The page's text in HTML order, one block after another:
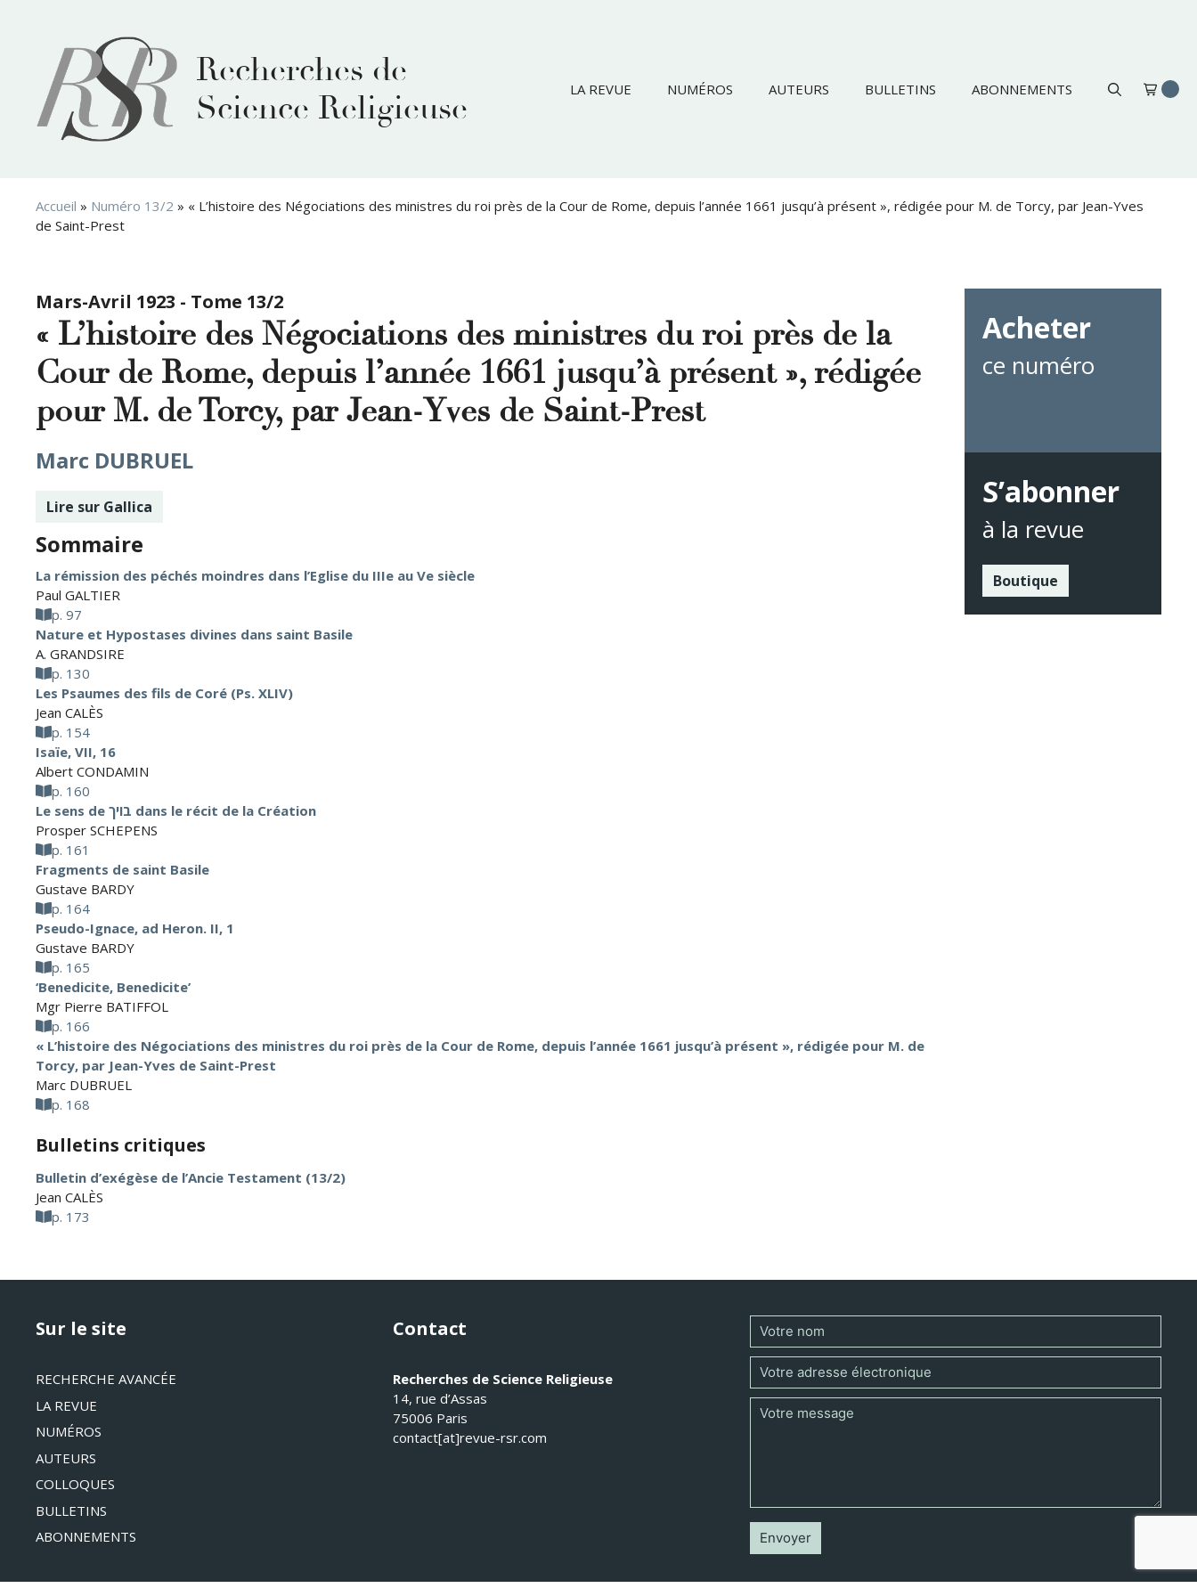
Recherches de
Science Religieuse
LA REVUE NUMÉROS AUTEURS BULLETINS ABONNEMENTS
Accueil » Numéro 13/2 » « L’histoire des Négociations des ministres du roi près de la Cour de Rome, depuis l’année 1661 jusqu’à présent », rédigée pour M. de Torcy, par Jean-Yves
de Saint-Prest
Mars-Avril 1923 - Tome 13/2
« L’histoire des Négociations des ministres du roi près de la
Cour de Rome, depuis l’année 1661 jusqu’à présent », rédigée
pour M. de Torcy, par Jean-Yves de Saint-Prest
Marc DUBRUEL
Lire sur Gallica
Sommaire
La rémission des péchés moindres dans l’Eglise du IIIe au Ve siècle
Paul GALTIER
p. 97
Nature et Hypostases divines dans saint Basile
A. GRANDSIRE
p. 130
Les Psaumes des fils de Coré (Ps. XLIV)
Jean CALÈS
p. 154
Isaïe, VII, 16
Albert CONDAMIN
p. 160
Le sens de בויך dans le récit de la Création
Prosper SCHEPENS
p. 161
Fragments de saint Basile
Gustave BARDY
p. 164
Pseudo-Ignace, ad Heron. II, 1
Gustave BARDY
p. 165
‘Benedicite, Benedicite’
Mgr Pierre BATIFFOL
p. 166
« L’histoire des Négociations des ministres du roi près de la Cour de Rome, depuis l’année 1661 jusqu’à présent », rédigée pour M. de
Torcy, par Jean-Yves de Saint-Prest
Marc DUBRUEL
p. 168
Bulletins critiques
Bulletin d’exégèse de l’Ancie Testament (13/2)
Jean CALÈS
p. 173
Acheter
ce numéro
S’abonner
à la revue
Boutique
Sur le site
RECHERCHE AVANCÉE
LA REVUE
NUMÉROS
AUTEURS
COLLOQUES
BULLETINS
ABONNEMENTS
Contact
Recherches de Science Religieuse
14, rue d’Assas
75006 Paris
contact[at]revue-rsr.com